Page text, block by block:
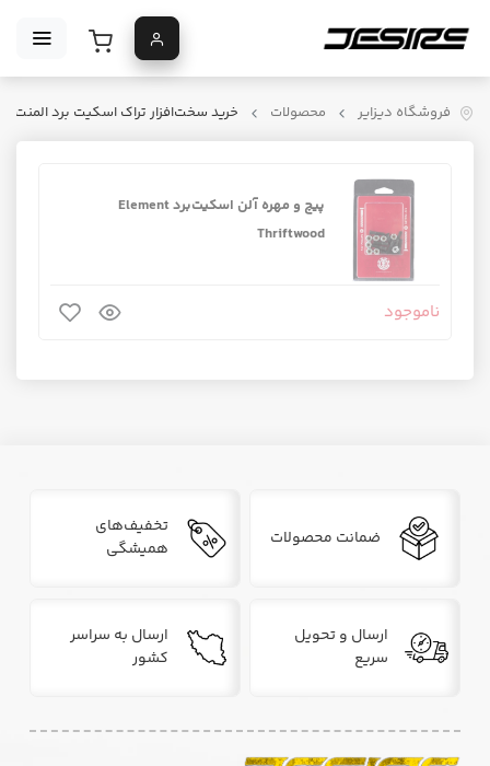
فروشگاه دیزایر محصولات خرید سخت‌افزار تراک اسکیت برد المنت
پیچ و مهره آلن اسکیت‌برد Element
Thriftwood
ناموجود
ضمانت محصولات
تخفیف‌های
همیشگی
ارسال و تحویل
سریع
ارسال به سراسر
کشور